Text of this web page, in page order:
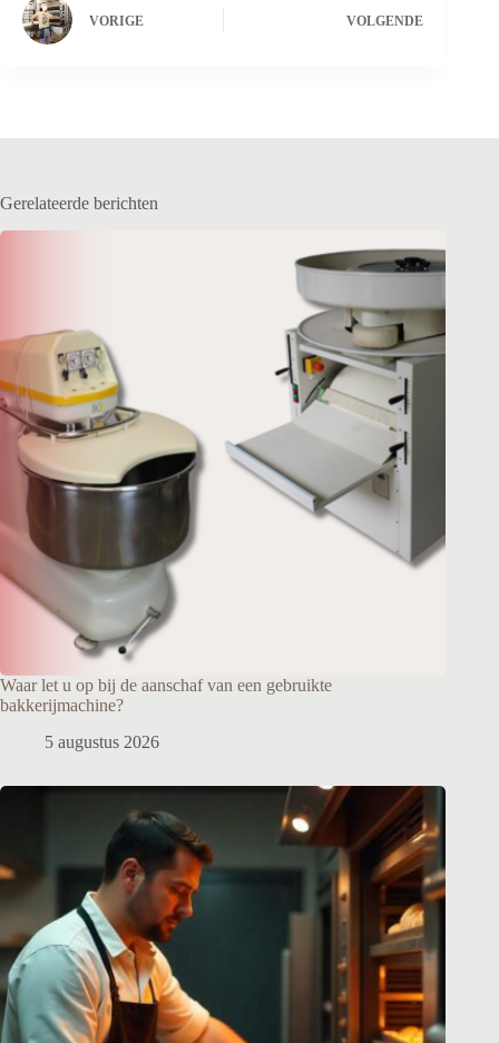
VORIGE VOLGENDE
Gerelateerde berichten
Waar let u op bij de aanschaf van een gebruikte
bakkerijmachine?
5 augustus 2026